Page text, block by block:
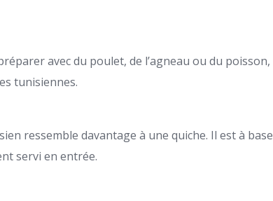
avec du poulet, de l’agneau ou du poisson,
tunisiennes.
ressemble davantage à une quiche. Il est à base
servi en entrée.